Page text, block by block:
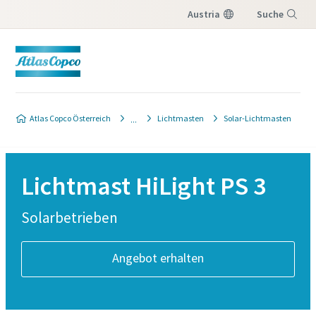
Austria Suche
Atlas Copco Österreich Lichtmasten Solar-Lichtmasten
Lichtmast HiLight PS 3
Solarbetrieben
Angebot erhalten